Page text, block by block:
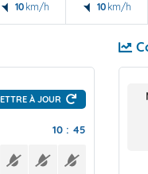
10 km/h 10 km/h
À JOUR
10 : 45